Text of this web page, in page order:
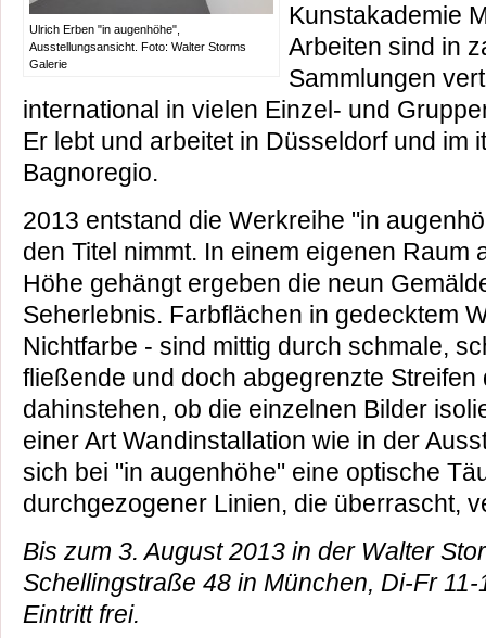
Ulrich Erben "in augenhöhe",
Ausstellungsansicht. Foto: Walter Storms
Galerie
Kunstakademie
Arbeiten sind in
Sammlungen
international in vielen Einzel- und
Er lebt und arbeitet in Düsseldorf und im
Bagnoregio.
2013 entstand die Werkreihe "in
den Titel nimmt. In einem eigenen Raum
Höhe gehängt ergeben die neun
Seherlebnis. Farbflächen in gedecktem
Nichtfarbe - sind mittig durch schmale,
fließende und doch abgegrenzte
dahinstehen, ob die einzelnen Bilder
einer Art Wandinstallation wie in der
sich bei "in augenhöhe" eine optische
durchgezogener Linien, die überrascht,
Bis zum 3. August 2013 in der Walter
Schellingstraße 48 in München, Di-Fr
Eintritt frei.